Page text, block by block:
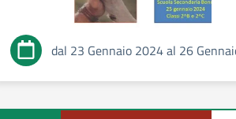
dal 23 Gennaio 2024 al 26